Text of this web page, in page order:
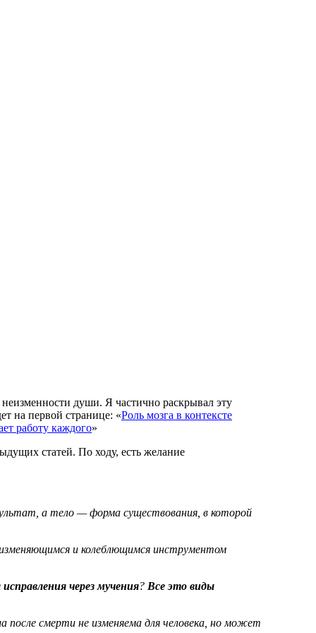
души. Я частично раскрывал эту
на первой странице: «Роль мозга в контексте
работу каждого»
статей. По ходу, есть желание
а тело — форма существования, в которой
и колеблющимся инструментом
исправления через мучения? Все это виды
смерти не изменяема для человека, но может